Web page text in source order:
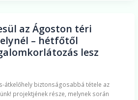
az Ágoston téri
– hétfőtől
lesz
átkelőhely biztonságosabbá tétele az
projektjének része, melynek során